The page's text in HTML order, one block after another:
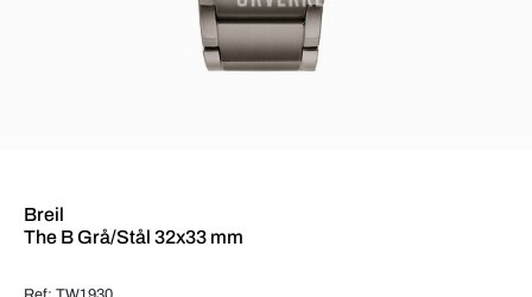
Breil
The B Grå/Stål 32x33 mm